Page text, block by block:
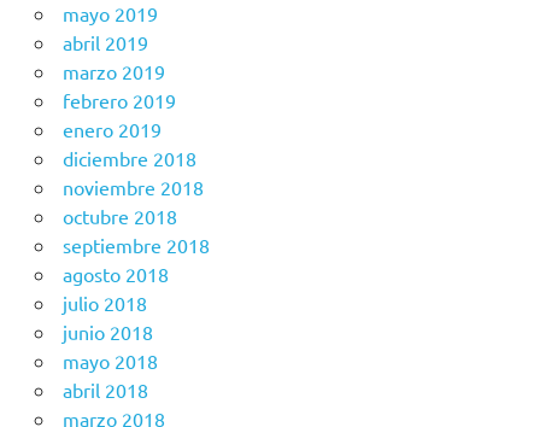
mayo 2019
abril 2019
marzo 2019
febrero 2019
enero 2019
diciembre 2018
noviembre 2018
octubre 2018
septiembre 2018
agosto 2018
julio 2018
junio 2018
mayo 2018
abril 2018
marzo 2018